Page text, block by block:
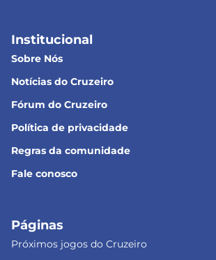
Institucional
Sobre Nós
Notícias do Cruzeiro
Fórum do Cruzeiro
Política de privacidade
Regras da comunidade
Fale conosco
Páginas
Próximos jogos do Cruzeiro